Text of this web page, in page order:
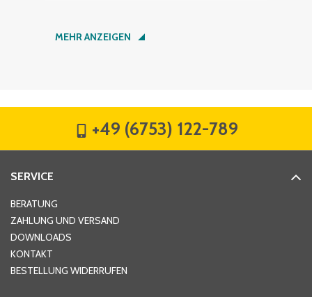
Nachname*
Hausnummer
MEHR ANZEIGEN
+49 (6753) 122-789
SERVICE
BERATUNG
ZAHLUNG UND VERSAND
DOWNLOADS
KONTAKT
BESTELLUNG WIDERRUFEN